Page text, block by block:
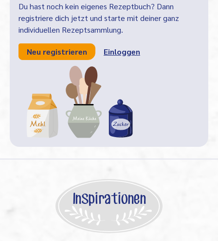
Du hast noch kein eigenes Rezeptbuch? Dann
registriere dich jetzt und starte mit deiner ganz
individuellen Rezeptsammlung.
Neu registrieren Einloggen
Inspirationen